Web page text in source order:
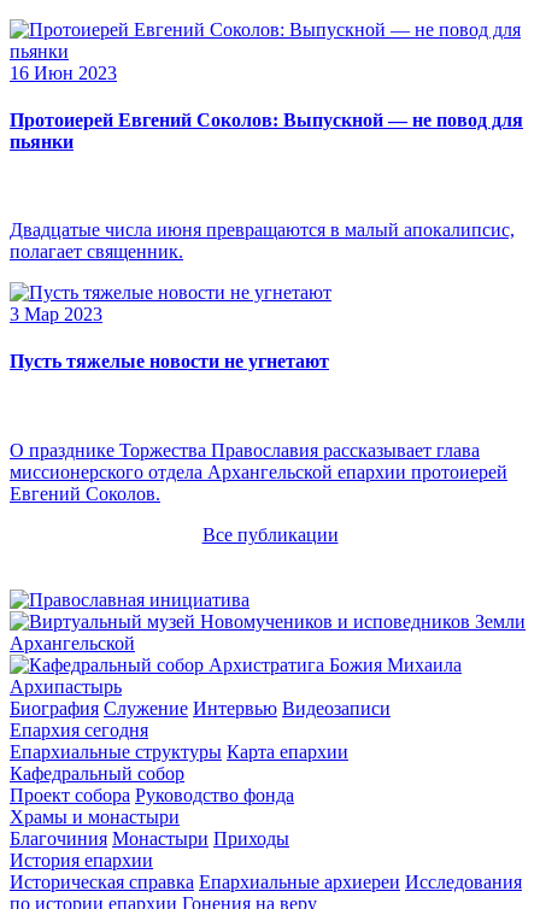
16 Июн 2023
Протоиерей Евгений Соколов: Выпускной — не повод для
пьянки
Двадцатые числа июня превращаются в малый апокалипсис,
полагает священник.
3 Мар 2023
Пусть тяжелые новости не угнетают
О празднике Торжества Православия рассказывает глава
миссионерского отдела Архангельской епархии протоиерей
Евгений Соколов.
Все публикации
Архипастырь
Биография Служение Интервью Видеозаписи
Епархия сегодня
Епархиальные структуры Карта епархии
Кафедральный собор
Проект собора Руководство фонда
Храмы и монастыри
Благочиния Монастыри Приходы
История епархии
Историческая справка Епархиальные архиереи Исследования
по истории епархии Гонения на веру